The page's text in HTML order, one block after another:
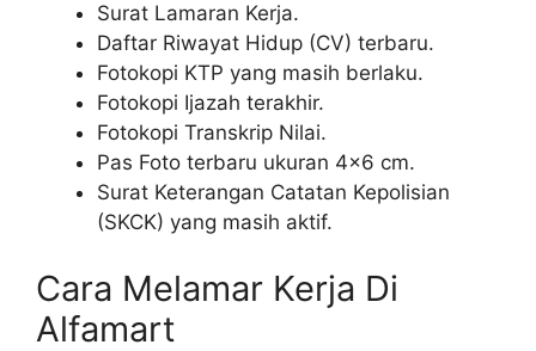
Surat Lamaran Kerja.
Daftar Riwayat Hidup (CV) terbaru.
Fotokopi KTP yang masih berlaku.
Fotokopi Ijazah terakhir.
Fotokopi Transkrip Nilai.
Pas Foto terbaru ukuran 4×6 cm.
Surat Keterangan Catatan Kepolisian
(SKCK) yang masih aktif.
Cara Melamar Kerja Di
Alfamart